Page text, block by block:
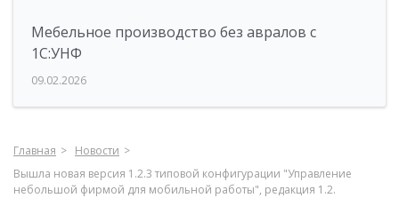
Мебельное производство без авралов с
1С:УНФ
09.02.2026
Главная
Новости
Вышла новая версия 1.2.3 типовой конфигурации "Управление
небольшой фирмой для мобильной работы", редакция 1.2.